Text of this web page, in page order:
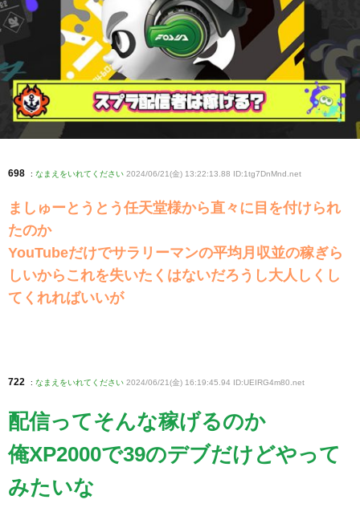
698 : なまえをいれてください 2024/06/21(金) 13:22:13.88 ID:1tg7DnMnd .net
ましゅーとうとう任天堂様から直々に目を付けられ
たのか
YouTubeだけでサラリーマンの平均月収並の稼ぎら
しいからこれを失いたくはないだろうし大人しくし
てくれればいいが
722 : なまえをいれてください 2024/06/21(金) 16:19:45.94 ID:UEIRG4m80 .net
配信ってそんな稼げるのか
俺XP2000で39のデブだけどやって
みたいな